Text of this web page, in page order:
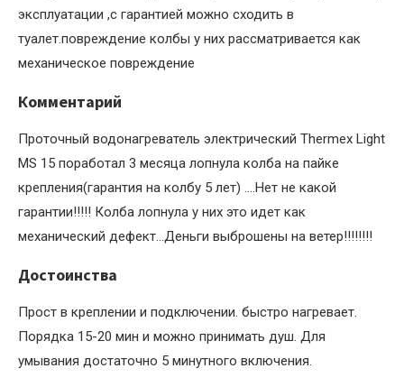
эксплуатации ,с гарантией можно сходить в
туалет.повреждение колбы у них рассматривается как
механическое повреждение
Комментарий
Проточный водонагреватель электрический Thermex Light
MS 15 поработал 3 месяца лопнула колба на пайке
крепления(гарантия на колбу 5 лет) ….Нет не какой
гарантии!!!!! Колба лопнула у них это идет как
механический дефект…Деньги выброшены на ветер!!!!!!!!
Достоинства
Прост в креплении и подключении. быстро нагревает.
Порядка 15-20 мин и можно принимать душ. Для
умывания достаточно 5 минутного включения.